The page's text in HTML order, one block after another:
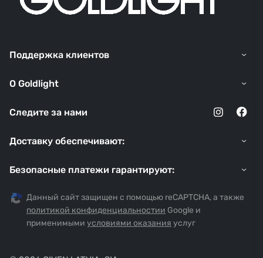
Поддержка клиентов
O Goldlight
Следите за нами
Доставку обеспечивают:
Безопасные платежи гарантируют:
Данный сайт защищен с помощью reCAPTCHA, а также
политикой конфиденциальностии Google и
применимыми условиями оказания услуг